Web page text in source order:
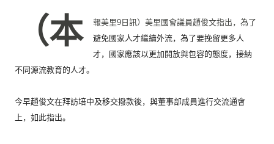
（本 報美里9日訊）美里國會議員趙俊文指出， 為了
避免國家人才繼續外流，為了要挽留更多人
才，
國家應該以更加開放與包容的態度，接納
不同源流教育的人才。
今早趙俊文在拜訪培中及移交撥款後， 與董事部成員進行交流通會
上，如此指出。